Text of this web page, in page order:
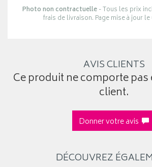
Photo non contractuelle- Tous les prix
frais de livraison. Page mise à jour
AVIS CLIENTS
Ce produit ne comporte pas
client.
Donner votre avis
DÉCOUVREZ